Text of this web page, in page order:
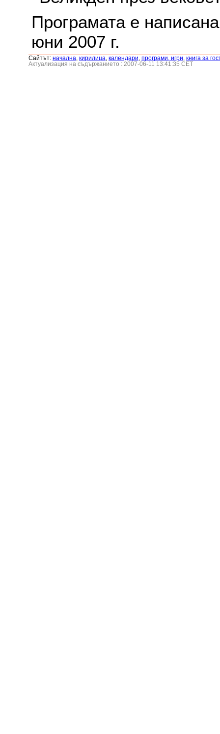
Програмата е
юни 2007 г.
Сайтът: началнa кирилица календари програми, игри книга за
Актуализация на съдържанието : 2007-06-11 13:41:35 CET